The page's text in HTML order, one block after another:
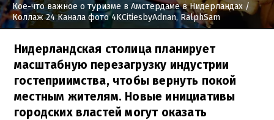
Кое-что важное о туризме в Амстердаме в Нидерландах /
Коллаж 24 Канала фото 4KCitiesbyAdnan, RalphSam
Нидерландская столица планирует
масштабную перезагрузку индустрии
гостеприимства, чтобы вернуть покой
местным жителям. Новые инициативы
городских властей могут оказать